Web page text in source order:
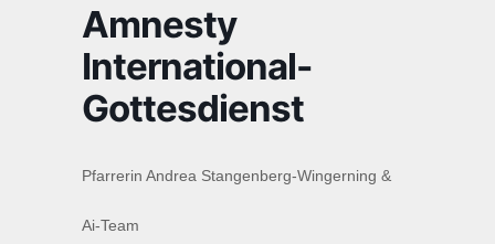
Amnesty
International-
Gottesdienst
Pfarrerin Andrea Stangenberg-Wingerning &
Ai-Team